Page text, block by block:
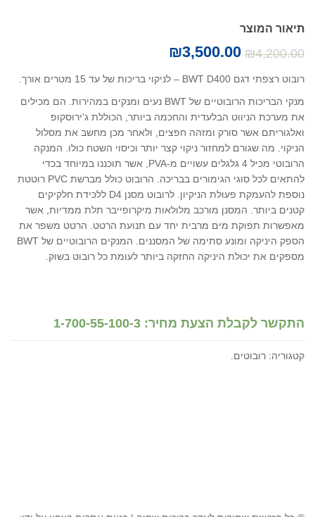
תיאור המוצר
₪4,200.00
₪3,500.00
רובוט רצפתי דגם BWT D400 – לניקוי בריכות של עד 15 מטרים אורך.
מנקי הבריכות הרובוטיים של BWT נעים ומנקים במהירות. הם מכילים
את מערכת הניווט הבלעדית והחכמה ביותר, הכוללת ג'ירוסקופ
ואלגוריתם אשר סורק ומזהה חפצים, ולאחר מכן מחשב את מסלול
הניקוי. מה שגורם למחזור ניקוי קצר יותר וכיסוי השטח כולו. המנקה
הרובוטי מכיל 4 גלגלים עשויים מ-PVA, אשר תוכננו במיוחד בכדי
להתאים לכל סוגי הגימורים בבריכה. הרובוט כולל מברשת PVC רוטטת
נוספת להעמקת פעולת הניקיון. לרובוט מסנן D4 ללכידת חלקיקים
קטנים ביותר. המסנן מורכב מלולאות מיקרופייבר תלת ממדיות, אשר
מאפשרות תפוקת מים מרבית יחד עם תנועת הרטט. הרטט משפר את
הספק היניקה ומונע סתימה של המסננים. המנקים הרובוטיים של BWT
מספקים את יכולת היניקה החזקה ביותר לעומת כל רובוט בשוק.
התקשר לקבלת הצעת מחיר: 1-700-55-100-3
קטגוריה: רובוטים